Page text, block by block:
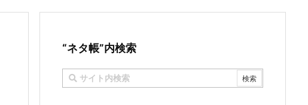
“ネタ帳”内検索